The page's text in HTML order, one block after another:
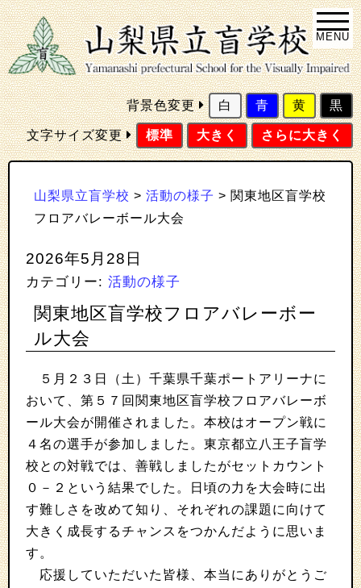
背景色変更 白 青 黄 黒
文字サイズ変更 標準 大きく さらに大きく
山梨県立盲学校 > 活動の様子 > 関東地区盲学校
フロアバレーボール大会
2026年5月28日
カテゴリー: 活動の様子
関東地区盲学校フロアバレーボー
ル大会
５月２３日（土）千葉県千葉ポートアリーナに
おいて、第５７回関東地区盲学校フロアバレーボ
ール大会が開催されました。本校はオープン戦に
４名の選手が参加しました。東京都立八王子盲学
校との対戦では、善戦しましたがセットカウント
０－２という結果でした。日頃の力を大会時に出
す難しさを改めて知り、それぞれの課題に向けて
大きく成長するチャンスをつかんだように思いま
す。
応援していただいた皆様、本当にありがとうご
MENU